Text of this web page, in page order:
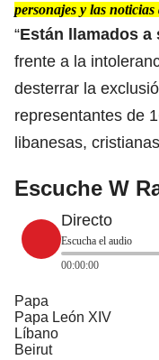
personajes y las
“Están llamados a
frente a la
desterrar la
representantes de
libanesas,
Escuche W
Directo
Escucha el audio
00:00:00
Papa
Papa León XIV
Líbano
Beirut